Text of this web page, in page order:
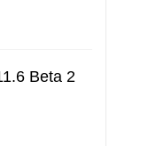
Beta 2